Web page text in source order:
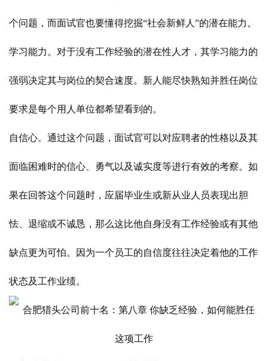
个问题，而面试官也要懂得挖掘“社会新鲜人”的潜在能力。
学习能力。对于没有工作经验的潜在性人才，其学习能力的
强弱决定其与岗位的契合速度。新人能尽快熟知并胜任岗位
要求是每个用人单位都希望看到的。
自信心。通过这个问题，面试官可以对应聘者的性格以及其
面临困难时的信心、勇气以及诚实度等进行有效的考察。如
果在回答这个问题时，应届毕业生或新从业人员表现出胆
怯、退缩或不诚恳，那么这比他自身没有工作经验或有其他
缺点更为可怕。因为一个员工的自信度往往决定着他的工作
状态及工作业绩。